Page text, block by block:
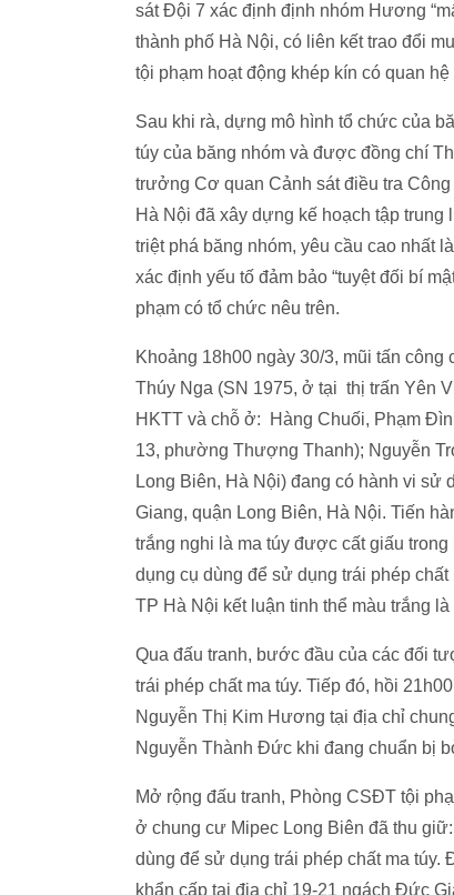
sát Đội 7 xác định định nhóm Hương
thành phố Hà Nội, có liên kết trao đổi
tội phạm hoạt động khép kín có quan
Sau khi rà, dựng mô hình tổ chức của
túy của băng nhóm và được đồng chí
trưởng Cơ quan Cảnh sát điều tra
Hà Nội đã xây dựng kế hoạch tập
triệt phá băng nhóm, yêu cầu cao nhất
xác định yếu tố đảm bảo “tuyệt đối bí
phạm có tổ chức nêu trên.
Khoảng 18h00 ngày 30/3, mũi tấn
Thúy Nga (SN 1975, ở tại thị trấn Yên
HKTT và chỗ ở: Hàng Chuối, Phạm
13, phường Thượng Thanh); Nguyễn
Long Biên, Hà Nội) đang có hành vi
Giang, quận Long Biên, Hà Nội. Tiến
trắng nghi là ma túy được cất giấu
dụng cụ dùng để sử dụng trái phép
TP Hà Nội kết luận tinh thể màu trắng
Qua đấu tranh, bước đầu của các đối
trái phép chất ma túy. Tiếp đó, hồi
Nguyễn Thị Kim Hương tại địa chỉ
Nguyễn Thành Đức khi đang chuẩn bị
Mở rộng đấu tranh, Phòng CSĐT tội
ở chung cư Mipec Long Biên đã thu
dùng để sử dụng trái phép chất ma túy.
khẩn cấp tại địa chỉ 19-21 ngách Đức